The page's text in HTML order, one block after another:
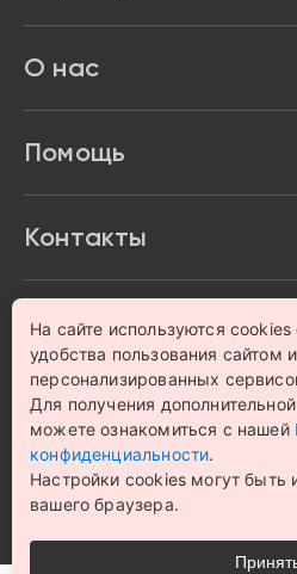
Доставка и оплата
Акции и скидки
Возврат товара
Политика
Согласие на обработку
О нас
Помощь
Карта сайта
Контакты
8 800 222 63 53
© 1993 – 2026 Магазин бытовой
«Impulse». Все права
Цена на сайте носит
является публичной офертой
На сайте используются
удобства пользования сайтом
персонализированных
Для получения
можете ознакомиться с нашей
конфиденциальности.
Настройки cookies могут
вашего браузера.